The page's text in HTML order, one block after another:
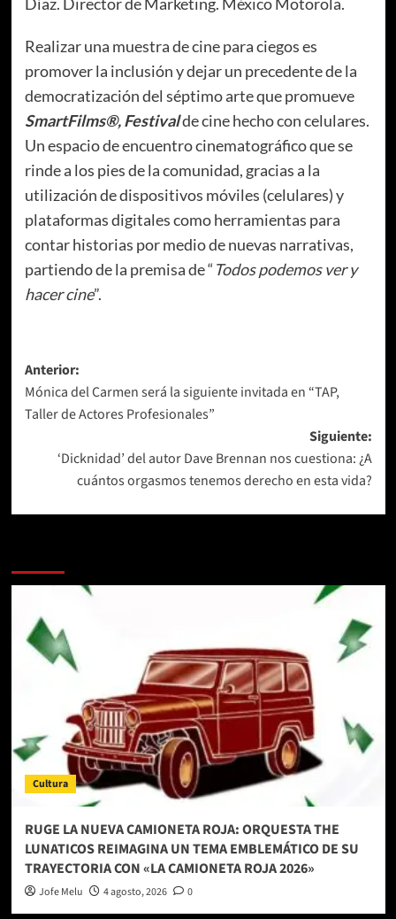
Realizar una muestra de cine para ciegos es
promover la inclusión y dejar un precedente de la
democratización del séptimo arte que promueve
SmartFilms®, Festivalde cine hecho con celulares.
Un espacio de encuentro cinematográfico que se
rinde a los pies de la comunidad, gracias a la
utilización de dispositivos móviles (celulares) y
plataformas digitales como herramientas para
contar historias por medio de nuevas narrativas,
partiendo de la premisa de “Todos podemos ver y
hacer cine”.
Navegación
de
entradas
Anterior:
Mónica del Carmen será la siguiente invitada en “TAP,
Taller de Actores Profesionales”
Siguiente:
‘Dicknidad’ del autor Dave Brennan nos cuestiona: ¿A
cuántos orgasmos tenemos derecho en esta vida?
Cultura
RUGE LA NUEVA CAMIONETA ROJA: ORQUESTA THE
LUNATICOS REIMAGINA UN TEMA EMBLEMÁTICO DE SU
TRAYECTORIA CON «LA CAMIONETA ROJA 2026»
Jofe Melu 4 agosto, 2026 0